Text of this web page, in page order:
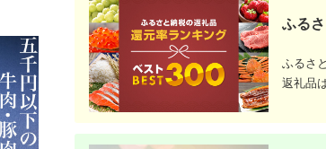
ふる
ふるさ
返礼品